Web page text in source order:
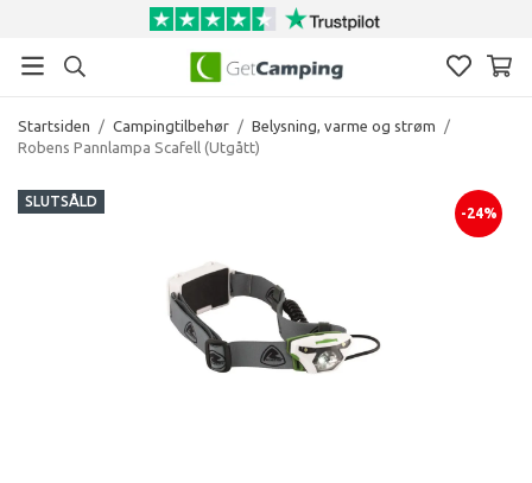
Startsiden / Campingtilbehør / Belysning, varme og strøm
/
Robens Pannlampa Scafell (Utgått)
SLUTSÅLD
-24%